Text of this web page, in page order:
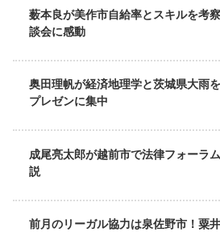
薮本良が美作市自給率とスキルを考
談会に感動
奥田理帆が経済地理学と茨城県大雨
プレゼンに集中
成尾亮太郎が越前市で法律フォーラ
説
前月のリーガル協力は泉佐野市！粟